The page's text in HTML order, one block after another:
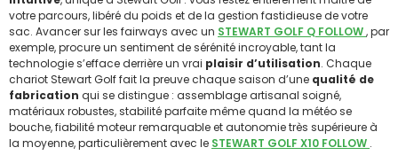
votre parcours, libéré du poids et de la gestion fastidieuse de votre
sac. Avancer sur les fairways avec un STEWART GOLF Q FOLLOW, par
exemple, procure un sentiment de sérénité incroyable, tant la
technologie s’efface derrière un vrai plaisir d’utilisation. Chaque
chariot Stewart Golf fait la preuve chaque saison d’une qualité de
fabrication qui se distingue : assemblage artisanal soigné,
matériaux robustes, stabilité parfaite même quand la météo se
bouche, fiabilité moteur remarquable et autonomie très supérieure à
la moyenne, particulièrement avec le STEWART GOLF X10 FOLLOW .